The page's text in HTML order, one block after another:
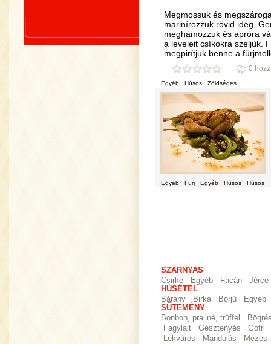
Megmossuk és
marinírozzuk rövid ideg,
meghámozzuk és apróra
a leveleit csíkokra szeljük.
megpirítjuk benne a
0
Egyéb Húsos Zöldséges
Egyéb Fürj Egyéb Húsos Húsos
SZÁRNYAS
Csirke
Egyéb Fácán
Jérce
HÚSÉTEL
Bárány
Birka Borjú
Egyéb
SÜTEMÉNY
Bonbon, praliné, trüffel
Fagylalt
Gesztenyés
Gofri
Lekváros
Mandulás
Mézes